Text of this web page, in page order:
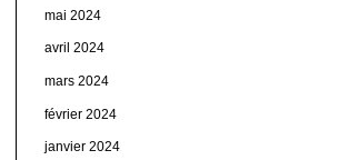
mai 2024
avril 2024
mars 2024
février 2024
janvier 2024